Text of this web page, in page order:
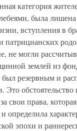
категория
была лишена
вступления в
патрицианских
не могли
землей из
резервным и
Это
свои права,
и определила
эпохи и